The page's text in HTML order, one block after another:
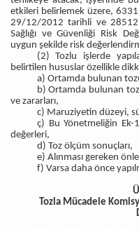
etkileri belirlemek üzere, 6331
29/12/2012 tarihli ve 28512
Sağlığı ve Güvenliği Risk
uygun şekilde risk
(2) Tozlu işlerde
belirtilen hususlar özellikle
a) Ortamda bulunan
b) Ortamda bulunan
ve zararları,
c) Maruziyetin düzeyi,
ç) Bu Yönetmeliğin Ek-
değerleri,
d) Toz ölçüm sonuçları,
e) Alınması gereken
f) Varsa daha önce
Tozla Mücadele